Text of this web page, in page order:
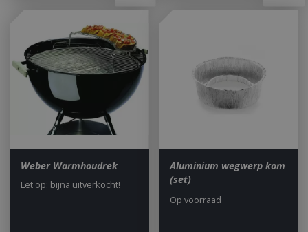
Weber Warmhoudrek
Let op: bijna uitverkocht!
Aluminium wegwerp kom
(set)
Op voorraad